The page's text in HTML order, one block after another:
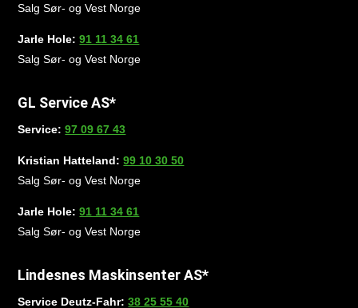
Salg Sør- og Vest Norge
Jarle Hole:91 11 34 61
Salg Sør- og Vest Norge
GL Service AS*
Service:97 09 67 43
Kristian Hatteland:99 10 30 50
Salg Sør- og Vest Norge
Jarle Hole:91 11 34 61
Salg Sør- og Vest Norge
Lindesnes Maskinsenter AS*
Service Deutz-Fahr:38 25 55 40